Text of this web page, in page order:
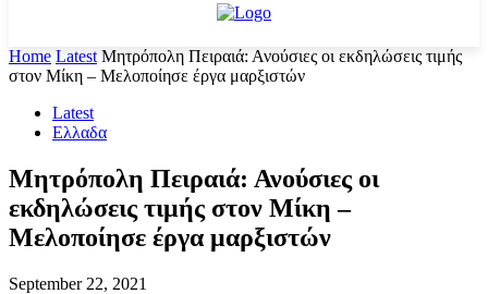
Home Latest Μητρόπολη Πειραιά: Ανούσιες οι εκδηλώσεις τιμής
στον Μίκη – Μελοποίησε έργα μαρξιστών
Latest
Ελλαδα
Μητρόπολη Πειραιά: Ανούσιες οι
εκδηλώσεις τιμής στον Μίκη –
Μελοποίησε έργα μαρξιστών
September 22, 2021